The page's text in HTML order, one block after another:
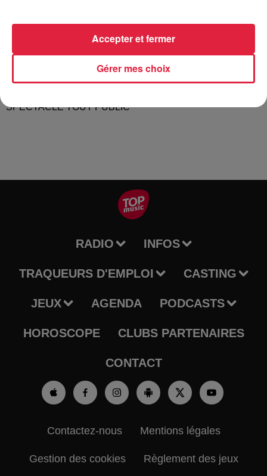
Un.e metteur.se en scène sera présent.e afin de donner
occasionnelement des consignes et enrichir ce qui sera déjà
SPECTACLE TOUT PUBLIC
RADIO INFOS
TRAQUEURS D'EMPLOI CASTING
JEUX AGENDA PODCASTS
HOROSCOPE CLUBS PARTENAIRES
CONTACT
Contactez-nous Mentions légales
Gestion des cookies Règlement des jeux
Gérer mes choix
Accepter et fermer